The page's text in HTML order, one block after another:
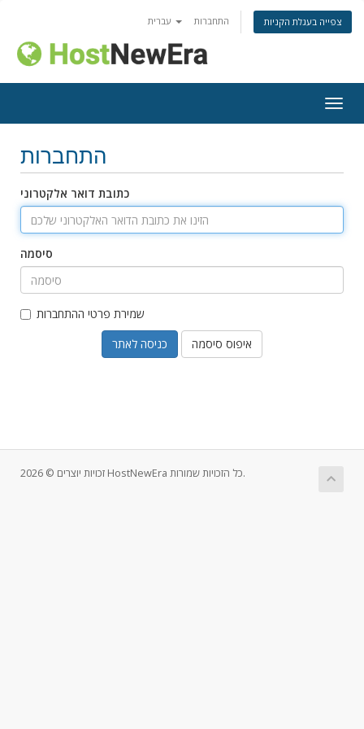
התחברות צפייה בעגלת הקניות
ניווט
התחברות
כתובת דואר אלקטרוני
סיסמה
שמירת פרטי ההתחברות
איפוס סיסמה
זכויות יוצרים © 2026 HostNewEra כל הזכויות שמורות.